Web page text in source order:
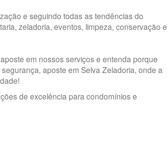
e seguindo todas as tendências do
zeladoria, eventos, limpeza, conservação e
em nossos serviços e entenda porque
aposte em Selva Zeladoria, onde a
de excelência para condomínios e